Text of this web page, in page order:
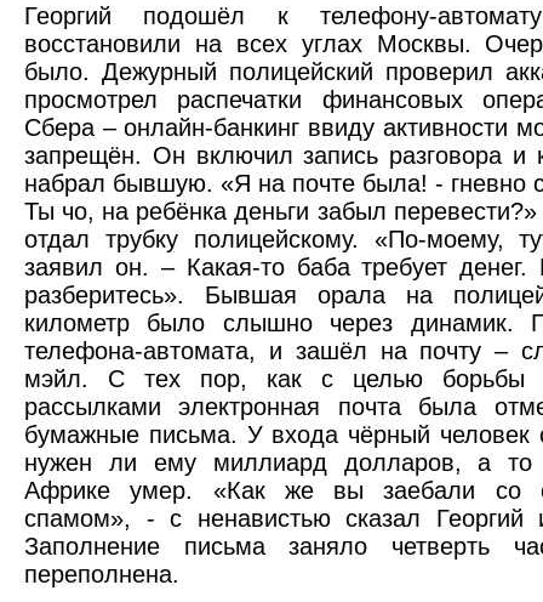
Георгий подошёл к телефону-
восстановили на всех углах Москвы.
было. Дежурный полицейский проверил
просмотрел распечатки финансовых
Сбера – онлайн-банкинг ввиду активности
запрещён. Он включил запись разговора и
набрал бывшую. «Я на почте была! - гневно
Ты чо, на ребёнка деньги забыл
отдал трубку полицейскому. «По-моему,
заявил он. – Какая-то баба требует
разберитесь». Бывшая орала на
километр было слышно через динамик.
телефона-автомата, и зашёл на почту –
мэйл. С тех пор, как с целью борьбы
рассылками электронная почта была
бумажные письма. У входа чёрный человек
нужен ли ему миллиард долларов, а то
Африке умер. «Как же вы заебали со
спамом», - с ненавистью сказал
Заполнение письма заняло четверть
переполнена.